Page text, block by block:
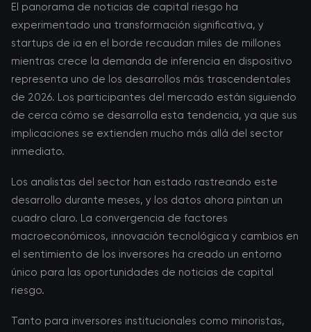
El panorama de noticias de capital riesgo ha
experimentado una transformación significativa, y
startups de ia en el borde recaudan miles de millones
mientras crece la demanda de inferencia en dispositivo
representa uno de los desarrollos más trascendentales
de 2026. Los participantes del mercado están siguiendo
de cerca cómo se desarrolla esta tendencia, ya que sus
implicaciones se extienden mucho más allá del sector
inmediato.
Los analistas del sector han estado rastreando este
desarrollo durante meses, y los datos ahora pintan un
cuadro claro. La convergencia de factores
macroeconómicos, innovación tecnológica y cambios en
el sentimiento de los inversores ha creado un entorno
único para las oportunidades de noticias de capital
riesgo.
Tanto para inversores institucionales como minoristas,